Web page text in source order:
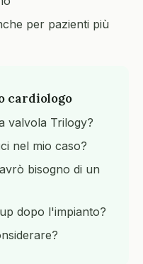
per pazienti più
cardiologo
valvola Trilogy?
nel mio caso?
bisogno di un
dopo l'impianto?